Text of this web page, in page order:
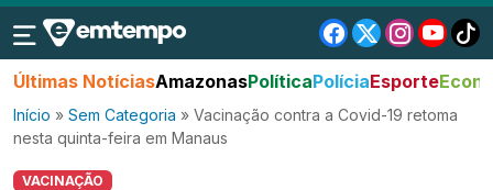
Últimas NotíciasAmazonasPolíticaPolíciaEsporte
Início » Sem Categoria » Vacinação contra a Covid-19 retoma
nesta quinta-feira em Manaus
VACINAÇÃO